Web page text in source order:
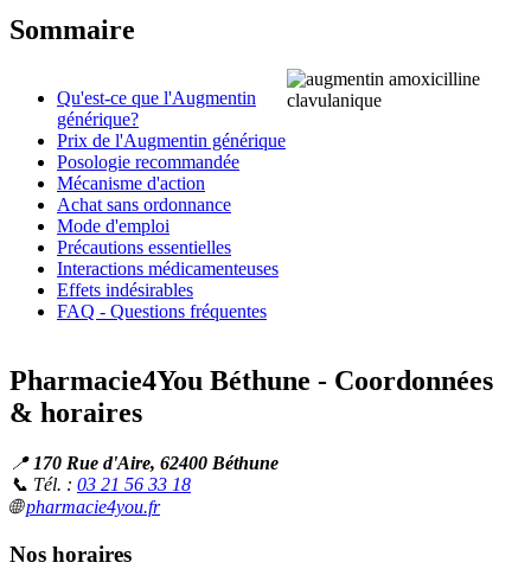
Sommaire
Qu'est-ce que l'Augmentin
générique?
Prix de l'Augmentin générique
Posologie recommandée
Mécanisme d'action
Achat sans ordonnance
Mode d'emploi
Précautions essentielles
Interactions médicamenteuses
Effets indésirables
FAQ - Questions fréquentes
Pharmacie4You Béthune - Coordonnées
& horaires
📍 170 Rue d'Aire, 62400 Béthune
📞 Tél. : 03 21 56 33 18
🌐pharmacie4you.fr
Nos horaires